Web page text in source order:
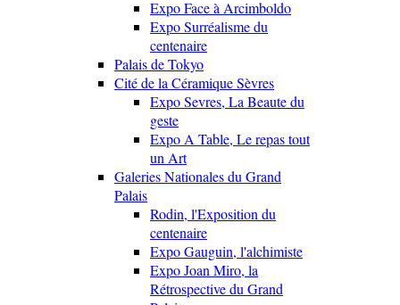
Expo Face à Arcimboldo
Expo Surréalisme du
centenaire
Palais de Tokyo
Cité de la Céramique Sèvres
Expo Sevres, La Beaute du
geste
Expo A Table, Le repas tout
un Art
Galeries Nationales du Grand
Palais
Rodin, l'Exposition du
centenaire
Expo Gauguin, l'alchimiste
Expo Joan Miro, la
Rétrospective du Grand